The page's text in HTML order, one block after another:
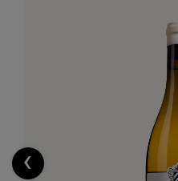
‹